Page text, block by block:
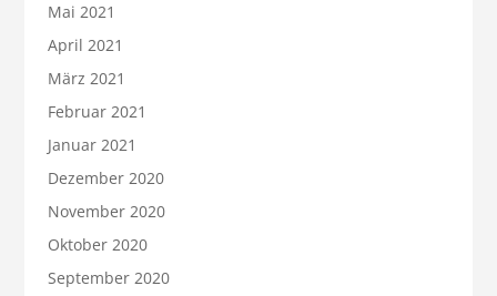
Mai 2021
April 2021
März 2021
Februar 2021
Januar 2021
Dezember 2020
November 2020
Oktober 2020
September 2020